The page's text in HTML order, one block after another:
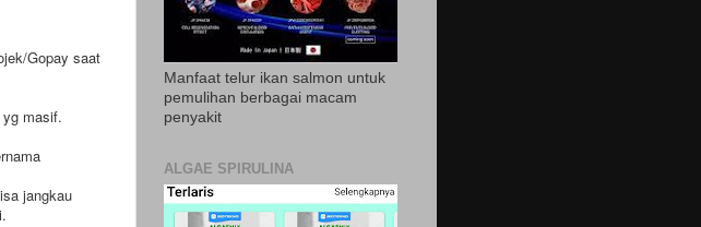
Gopay saat
masif.
jangkau
Manfaat telur ikan salmon untuk
pemulihan berbagai macam
penyakit
ALGAE SPIRULINA